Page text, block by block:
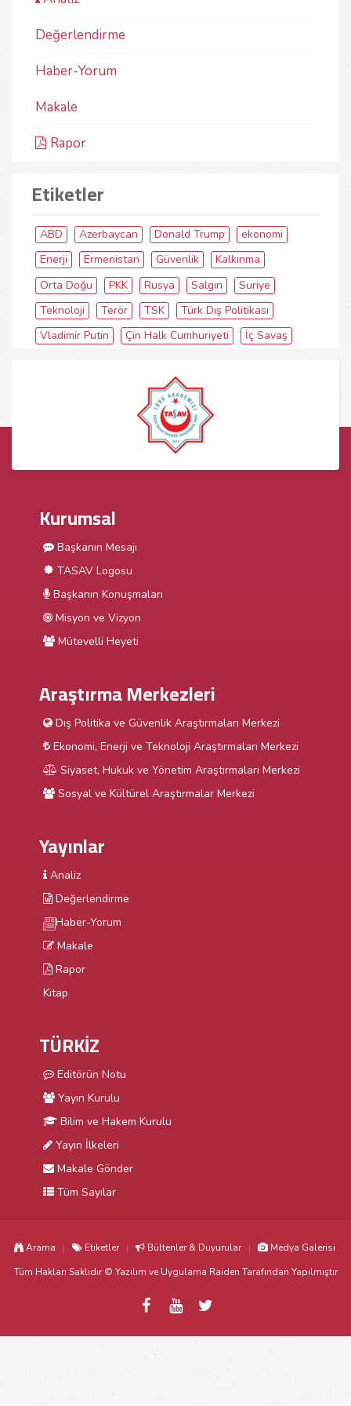
Değerlendirme
Haber-Yorum
Makale
Rapor
Etiketler
ABD Azerbaycan Donald Trump
ekonomi
Enerji
Ermenistan Güvenlik
Kalkınma
Orta Doğu
PKK Rusya Salgın
Suriye
Teknoloji
Terör TSK
Türk Dış Politikası
Vladimir Putin
Çin Halk Cumhuriyeti İç Savaş
Kurumsal
Başkanın Mesajı
TASAV Logosu
Başkanın Konuşmaları
Misyon ve Vizyon
Mütevelli Heyeti
Araştırma Merkezleri
Dış Politika ve Güvenlik Araştırmaları Merkezi
Ekonomi, Enerji ve Teknoloji Araştırmaları Merkezi
Siyaset, Hukuk ve Yönetim Araştırmaları Merkezi
Sosyal ve Kültürel Araştırmalar Merkezi
Yayınlar
Analiz
Değerlendirme
Haber-Yorum
Makale
Rapor
Kitap
TÜRKİZ
Editörün Notu
Yayın Kurulu
Bilim ve Hakem Kurulu
Yayın İlkeleri
Makale Gönder
Tüm Sayılar
Arama Etiketler Bültenler & Duyurular
Medya Galerisi
Tüm Hakları Saklıdır © Yazılım ve Uygulama Raiden Tarafından Yapılmıştır